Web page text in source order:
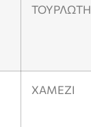
ΤΟΥΡΛΩΤΗ
ΧΑΜΕΖΙ